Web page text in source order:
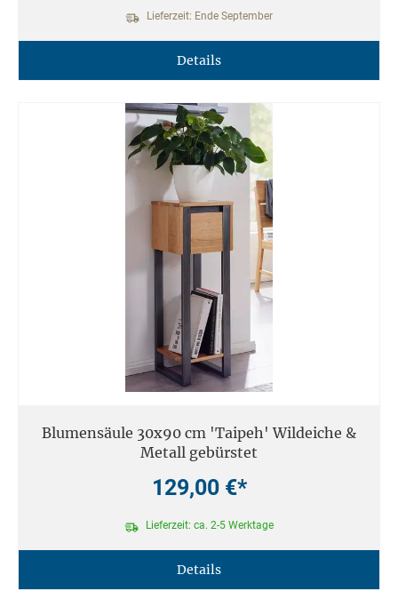
Lieferzeit: Ende September
Details
Blumensäule 30x90 cm 'Taipeh' Wildeiche &
Metall gebürstet
129,00 €*
Lieferzeit: ca. 2-5 Werktage
Details